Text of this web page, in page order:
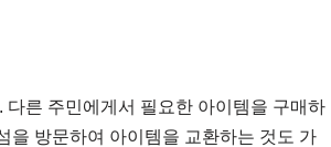
른 주민에게서 필요한 아이템을 구매하
을 방문하여 아이템을 교환하는 것도 가